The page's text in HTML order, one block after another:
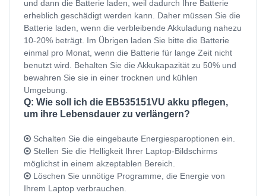
und dann die Batterie laden, weil dadurch Ihre Batterie
erheblich geschädigt werden kann. Daher müssen Sie die
Batterie laden, wenn die verbleibende Akkuladung nahezu
10-20% beträgt. Im Übrigen laden Sie bitte die Batterie
einmal pro Monat, wenn die Batterie für lange Zeit nicht
benutzt wird. Behalten Sie die Akkukapazität zu 50% und
bewahren Sie sie in einer trocknen und kühlen
Umgebung.
Q: Wie soll ich die EB535151VU akku pflegen,
um ihre Lebensdauer zu verlängern?
Schalten Sie die eingebaute Energiesparoptionen ein.
Stellen Sie die Helligkeit Ihrer Laptop-Bildschirms
möglichst in einem akzeptablen Bereich.
Löschen Sie unnötige Programme, die Energie von
Ihrem Laptop verbrauchen.